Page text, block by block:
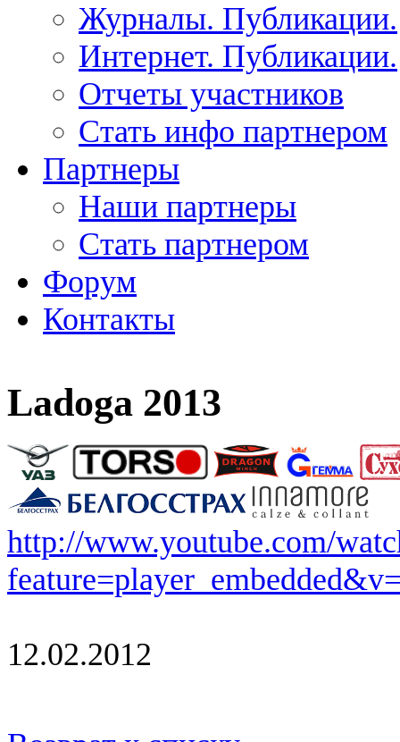
Журналы. Публикации.
Интернет. Публикации.
Отчеты участников
Стать инфо партнером
Партнеры
Наши партнеры
Стать партнером
Форум
Контакты
Ladoga 2013
http://www.youtube.com/
12.02.2012